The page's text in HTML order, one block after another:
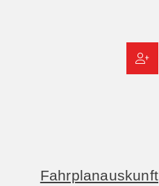
Fahrplanauskunft